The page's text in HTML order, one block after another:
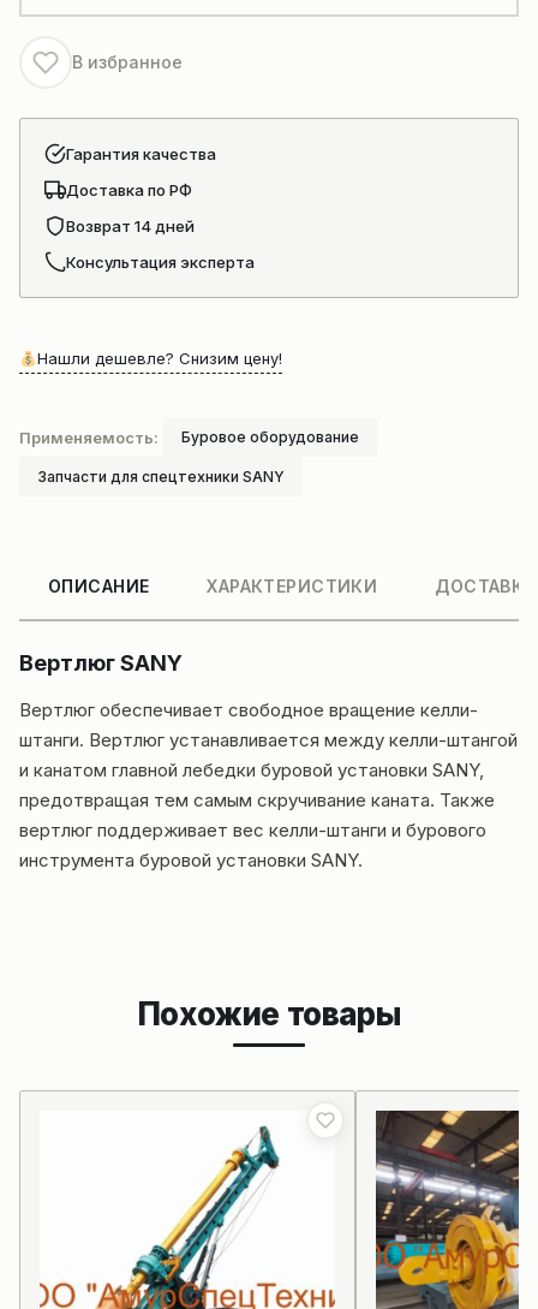
буровой
установки
SANYВ избранное
Гарантия качества
Доставка по РФ
Возврат 14 дней
Консультация эксперта
Нашли дешевле? Снизим цену!
Применяемость: Буровое оборудование
Запчасти для спецтехники SANY
ОПИСАНИЕ ХАРАКТЕРИСТИКИ
Вертлюг SANY
Вертлюг обеспечивает свободное вращение келли-
штанги. Вертлюг устанавливается между келли-штангой
и канатом главной лебедки буровой установки SANY,
предотвращая тем самым скручивание каната. Также
вертлюг поддерживает вес келли-штанги и бурового
инструмента буровой установки SANY.
Похожие товары